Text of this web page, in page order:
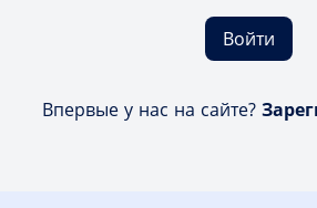
Войти
Впервые у нас на сайте?